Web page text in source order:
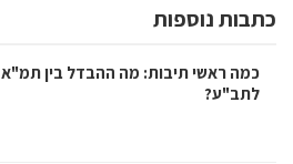
כתבות נוספות
כמה ראשי תיבות: מה ההבדל בין תמ"א
לתב"ע?